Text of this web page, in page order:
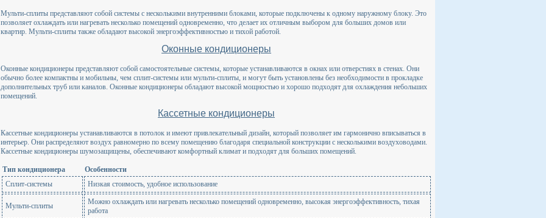
Мульти-сплиты представляют собой системы с несколькими внутренними блоками, которые подключены к одному наружному блоку. Это
позволяет охлаждать или нагревать несколько помещений одновременно, что делает их отличным выбором для больших домов или
квартир. Мульти-сплиты также обладают высокой энергоэффективностью и тихой работой.
Оконные кондиционеры
Оконные кондиционеры представляют собой самостоятельные системы, которые устанавливаются в окнах или отверстиях в стенах. Они
обычно более компактны и мобильны, чем сплит-системы или мульти-сплиты, и могут быть установлены без необходимости в прокладке
дополнительных труб или каналов. Оконные кондиционеры обладают высокой мощностью и хорошо подходят для охлаждения небольших
помещений.
Кассетные кондиционеры
Кассетные кондиционеры устанавливаются в потолок и имеют привлекательный дизайн, который позволяет им гармонично вписываться в
интерьер. Они распределяют воздух равномерно по всему помещению благодаря специальной конструкции с несколькими воздуховодами.
Кассетные кондиционеры шумозащищены, обеспечивают комфортный климат и подходят для больших помещений.
Тип кондиционера
Особенности
Сплит-системы
Низкая стоимость, удобное использование
Мульти-сплиты
Можно охлаждать или нагревать несколько помещений одновременно, высокая энергоэффективность, тихая
работа